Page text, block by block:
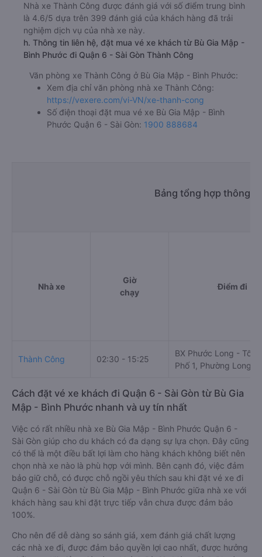
Nhà xe Thành Công được đánh giá với số điểm trung bình
là 4.6/5 dựa trên 399 đánh giá của khách hàng đã trải
nghiệm dịch vụ của nhà xe này.
h. Thông tin liên hệ, đặt mua vé xe khách từ Bù Gia Mập -
Bình Phước đi Quận 6 - Sài Gòn Thành Công
Văn phòng xe Thành Công ở Bù Gia Mập - Bình Phước:
Xem địa chỉ văn phòng nhà xe Thành Công:
https://vexere.com/vi-VN/xe-thanh-cong
Số điện thoại đặt mua vé xe Bù Gia Mập - Bình
Phước Quận 6 - Sài Gòn: 1900 888684
Bảng tổng hợp thông
Nhà xe
Giờ
chạy
Điểm đi
Thành Công 02:30 - 15:25
BX Phước Long - Tổ
Phố 1, Phường Long
Cách đặt vé xe khách đi Quận 6 - Sài Gòn từ Bù Gia
Mập - Bình Phước nhanh và uy tín nhất
Việc có rất nhiều nhà xe Bù Gia Mập - Bình Phước Quận 6 -
Sài Gòn giúp cho du khách có đa dạng sự lựa chọn. Đây cũng
có thể là một điều bất lợi làm cho hàng khách không biết nên
chọn nhà xe nào là phù hợp với mình. Bên cạnh đó, việc đảm
bảo giữ chỗ, có được chỗ ngồi yêu thích sau khi đặt vé xe đi
Quận 6 - Sài Gòn từ Bù Gia Mập - Bình Phước giữa nhà xe với
khách hàng sau khi đặt trực tiếp vẫn chưa được đảm bảo
100%.
Cho nên để dễ dàng so sánh giá, xem đánh giá chất lượng
các nhà xe đi, được đảm bảo quyền lợi cao nhất, được hưởng